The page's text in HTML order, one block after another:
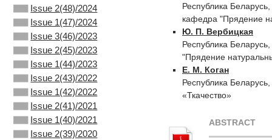
Issue 2(48)/2024
Issue 1(47)/2024
Issue 3(46)/2023
Issue 2(45)/2023
Issue 1(44)/2023
Issue 2(43)/2022
Issue 1(42)/2022
Issue 2(41)/2021
Issue 1(40)/2021
Issue 2(39)/2020
Республика
кафедра "Прядение
Ю. П. Вербицкая
Республика
"Прядение
Е. М. Коган
Республика
«Ткачество»
ABSTRACT